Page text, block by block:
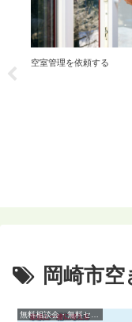
空室管理を依頼する
岡崎市
無料相談会・無料セミナー